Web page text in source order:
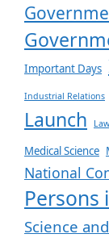
Important Days
Industrial Relations
Launch
Medical Science
National
Persons
Science